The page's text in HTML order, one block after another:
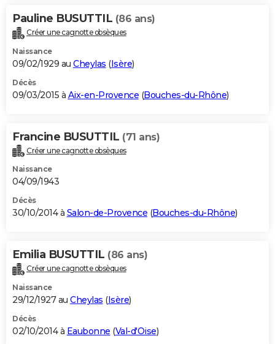
Pauline BUSUTTIL (86 ans)
Créer une cagnotte obsèques
Naissance
09/02/1929 au Cheylas (Isère)
Décès
09/03/2015 à Aix-en-Provence (Bouches-du-Rhône)
Francine BUSUTTIL (71 ans)
Créer une cagnotte obsèques
Naissance
04/09/1943
Décès
30/10/2014 à Salon-de-Provence (Bouches-du-Rhône)
Emilia BUSUTTIL (86 ans)
Créer une cagnotte obsèques
Naissance
29/12/1927 au Cheylas (Isère)
Décès
02/10/2014 à Eaubonne (Val-d'Oise)